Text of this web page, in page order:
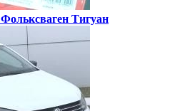
Фольксваген Тигуан